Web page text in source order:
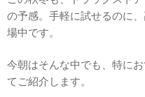
の予感。手軽に試せるのに
場中です。
今朝はそんな中でも、特に
てご紹介します。